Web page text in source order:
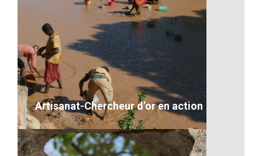
Les missions à Madagascar
desc
VOIR LE DÉTAIL
Artisanat-Chercheur d’or en action